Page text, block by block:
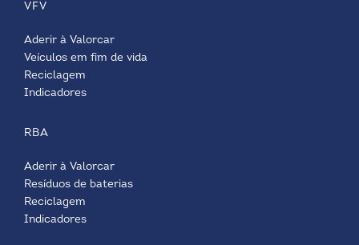
VFV
Aderir à Valorcar
Veículos em fim de vida
Reciclagem
Indicadores
RBA
Aderir à Valorcar
Resíduos de baterias
Reciclagem
Indicadores